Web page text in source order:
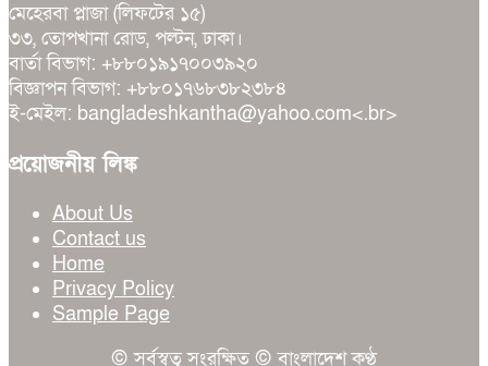
মেহেরবা প্লাজা (লিফটের ১৫)
৩৩, তোপখানা রোড, পল্টন, ঢাকা।
বার্তা বিভাগ: +৮৮০১৯১৭০০৩৯২০
বিজ্ঞাপন বিভাগ: +৮৮০১৭৬৮৩৮২৩৮৪
ই-মেইল: bangladeshkantha@yahoo.com<.br>
প্রয়োজনীয় লিঙ্ক
About Us
Contact us
Home
Privacy Policy
Sample Page
© সর্বস্বত্ব সংরক্ষিত © বাংলাদেশ কণ্ঠ